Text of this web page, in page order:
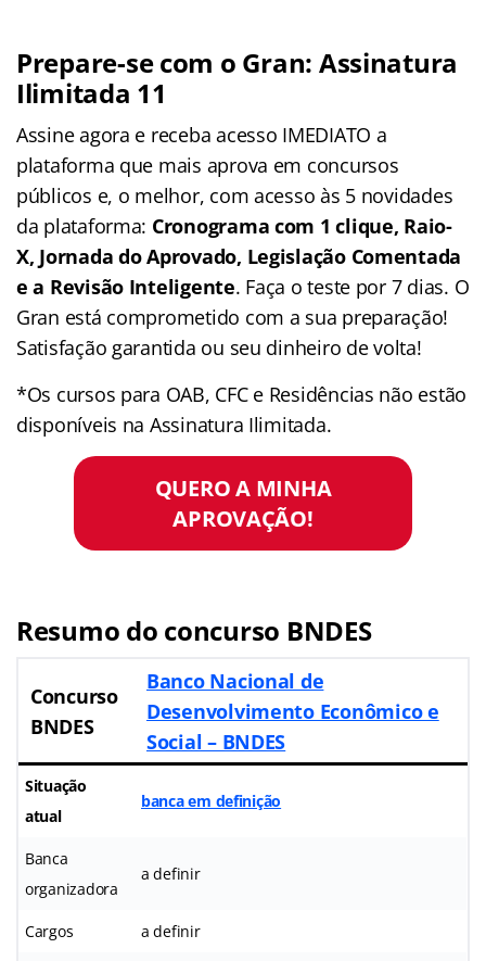
Prepare-se com o Gran: Assinatura
Ilimitada 11
Assine agora e receba acesso IMEDIATO a
plataforma que mais aprova em concursos
públicos e, o melhor, com acesso às 5 novidades
da plataforma: Cronograma com 1 clique, Raio-
X, Jornada do Aprovado, Legislação Comentada
e a Revisão Inteligente. Faça o teste por 7 dias. O
Gran está comprometido com a sua preparação!
Satisfação garantida ou seu dinheiro de volta!
*Os cursos para OAB, CFC e Residências não estão
disponíveis na Assinatura Ilimitada.
QUERO A MINHA
APROVAÇÃO!
Resumo do concurso BNDES
Concurso
BNDES
Banco Nacional de
Desenvolvimento Econômico e
Social – BNDES
Situação
atual
banca em definição
Banca
organizadora
a definir
Cargos a definir